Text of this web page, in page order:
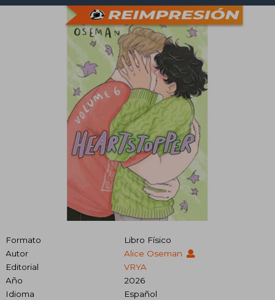
Formato
Libro Físico
Autor
Alice Oseman
Editorial
VRYA
Año
2026
Idioma
Español